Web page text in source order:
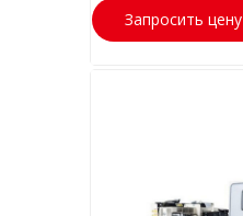
Запросить цену